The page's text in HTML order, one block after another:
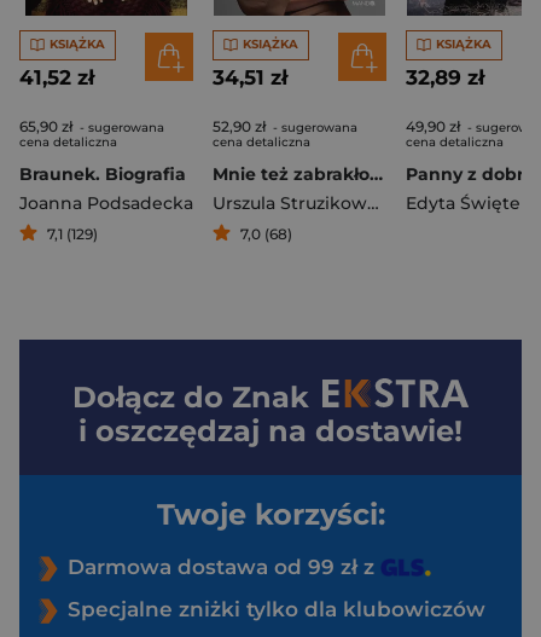
KSIĄŻKA
41,52 zł
65,90 zł - sugerowana
cena detaliczna
Braunek. Biografia
Joanna Podsadecka
7,1 (129)
KSIĄŻKA
34,51 zł
52,90 zł - sugerowana
cena detaliczna
Mnie też zabrakło sił. O kryzysie, psychoterapii i odzyskaniu siebie
Urszula Struzikowska-Marynicz
,
7,0 (68)
KSIĄŻKA
32,89 zł
49,90 zł -
cena detaliczna
Edyta Świętek
Dołącz do Znak
i oszczędzaj na dostawie!
Twoje korzyści:
Darmowa dostawa od 99 zł z
Specjalne zniżki tylko dla klubowiczów